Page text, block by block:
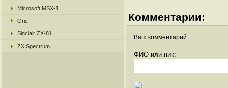
Microsoft MSX-1
Oric
Sinclair ZX-81
ZX Spectrum
Комментарии:
Ваш комментарий
ФИО или ник: